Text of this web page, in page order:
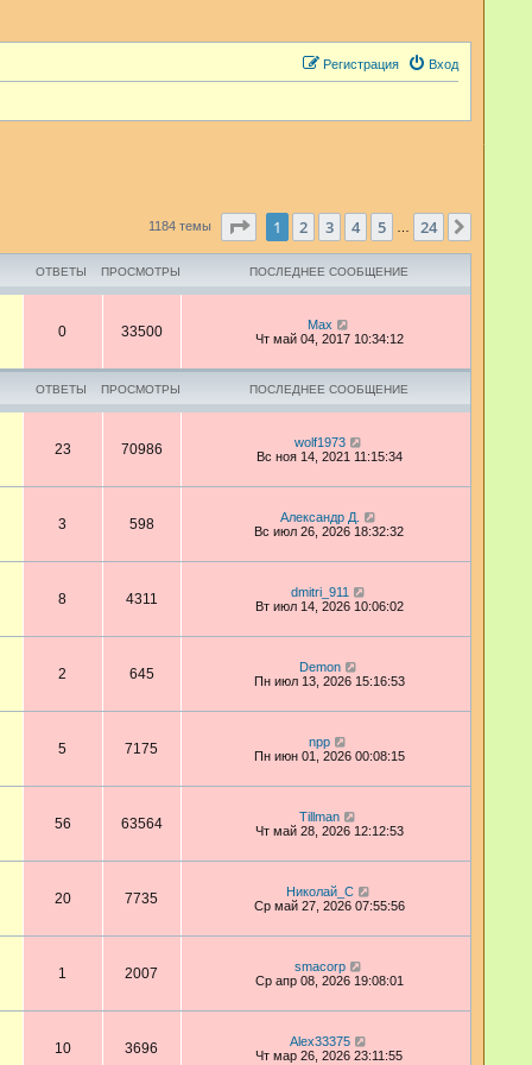
Вход
Регистрация
1184 темы Страница1 из 24
1 2 3 4 5 24
ОТВЕТЫ ПРОСМОТРЫ ПОСЛЕДНЕЕ СООБЩЕНИЕ
0 33500
Max
Чт май 04, 2017 10:34:12
ОТВЕТЫ ПРОСМОТРЫ ПОСЛЕДНЕЕ СООБЩЕНИЕ
23 70986
wolf1973
Вс ноя 14, 2021 11:15:34
3 598
Александр Д.
Вс июл 26, 2026 18:32:32
8 4311
dmitri_911
Вт июл 14, 2026 10:06:02
2 645
Demon
Пн июл 13, 2026 15:16:53
5 7175
npp
Пн июн 01, 2026 00:08:15
56 63564
Tillman
Чт май 28, 2026 12:12:53
20 7735
Николай_С
Ср май 27, 2026 07:55:56
1 2007
smacorp
Ср апр 08, 2026 19:08:01
10 3696
Alex33375
Чт мар 26, 2026 23:11:55